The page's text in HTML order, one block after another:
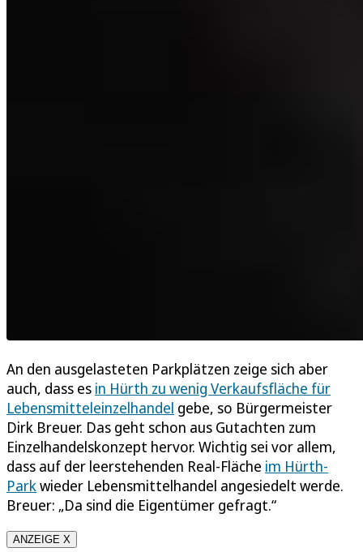
An den ausgelasteten Parkplätzen zeige sich aber
auch, dass es in Hürth zu wenig Verkaufsfläche für
Lebensmitteleinzelhandel gebe, so Bürgermeister
Dirk Breuer. Das geht schon aus Gutachten zum
Einzelhandelskonzept hervor. Wichtig sei vor allem,
dass auf der leerstehenden Real-Fläche im Hürth-
Parkwieder Lebensmittelhandel angesiedelt werde.
Breuer: „Da sind die Eigentümer gefragt.“
ANZEIGE X